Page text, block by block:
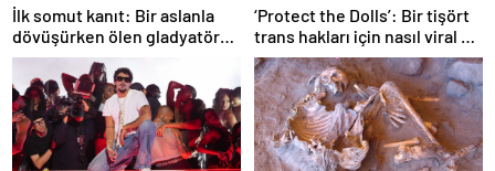
İlk somut kanıt: Bir aslanla
dövüşürken ölen gladyatörün
iskeleti bulundu
‘Protect the Dolls’: Bir tişört
trans hakları için nasıl viral bir
sembol haline geldi?